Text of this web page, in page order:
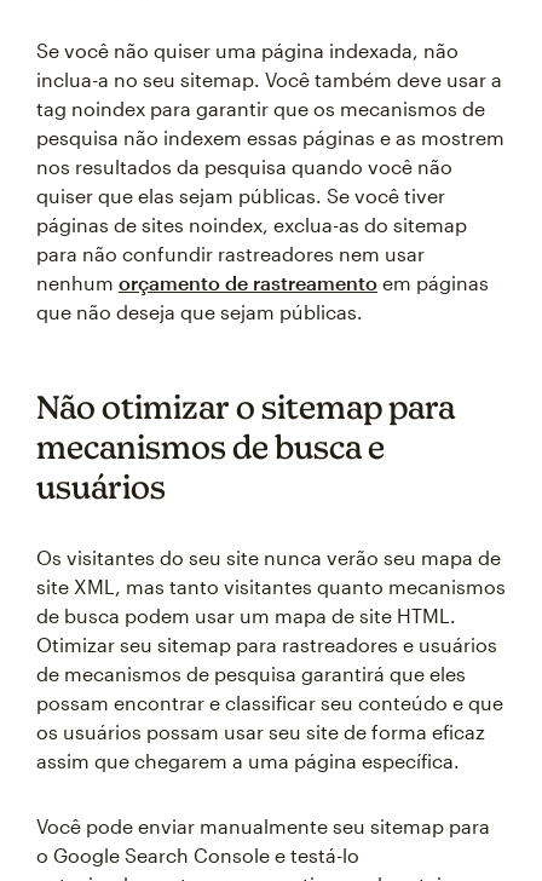
Se você não quiser uma página indexada, não
inclua-a no seu sitemap. Você também deve usar a
tag noindex para garantir que os mecanismos de
pesquisa não indexem essas páginas e as mostrem
nos resultados da pesquisa quando você não
quiser que elas sejam públicas. Se você tiver
páginas de sites noindex, exclua-as do sitemap
para não confundir rastreadores nem usar
nenhum orçamento de rastreamento em páginas
que não deseja que sejam públicas.
Não otimizar o sitemap para
mecanismos de busca e
usuários
Os visitantes do seu site nunca verão seu mapa de
site XML, mas tanto visitantes quanto mecanismos
de busca podem usar um mapa de site HTML.
Otimizar seu sitemap para rastreadores e usuários
de mecanismos de pesquisa garantirá que eles
possam encontrar e classificar seu conteúdo e que
os usuários possam usar seu site de forma eficaz
assim que chegarem a uma página específica.
Você pode enviar manualmente seu sitemap para
o Google Search Console e testá-lo